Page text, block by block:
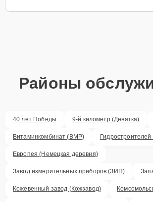
Районы
40 лет Победы 9-й километр (Девятка)
Витаминкомбинат (ВМР)
Европея (Немецкая деревня)
Завод измерительных приборов (ЗИП)
Кожевенный завод (Кожзавод)